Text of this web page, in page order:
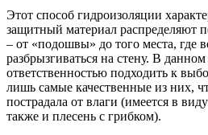
Этот способ гидроизоляции
защитный материал распределяют
– от «подошвы» до того места, где
разбрызгиваться на стену. В
ответственностью подходить к
лишь самые качественные из них,
пострадала от влаги (имеется в
также и плесень с грибком).